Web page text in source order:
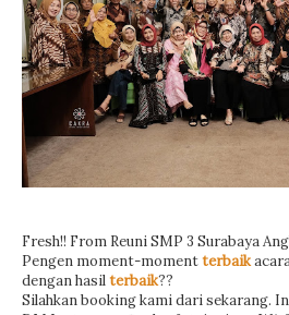
Fresh!! From Reuni SMP 3 Surabaya
Pengen moment-momentterbaik
dengan hasilterbaik??
Silahkan booking kami dari sekarang.